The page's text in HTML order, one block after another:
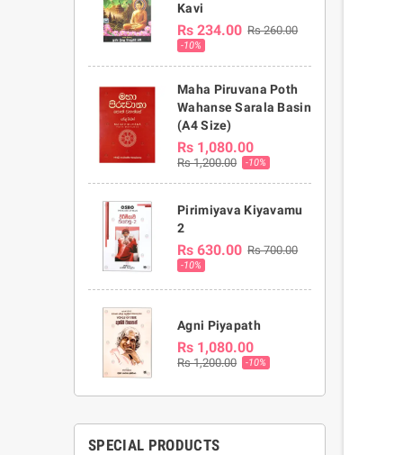
Kavi
Rs 234.00 Rs 260.00
-10%
Maha Piruvana Poth
Wahanse Sarala Basin
(A4 Size)
Rs 1,080.00
Rs 1,200.00 -10%
Pirimiyava Kiyavamu
2
Rs 630.00 Rs 700.00
-10%
Agni Piyapath
Rs 1,080.00
Rs 1,200.00 -10%
SPECIAL PRODUCTS